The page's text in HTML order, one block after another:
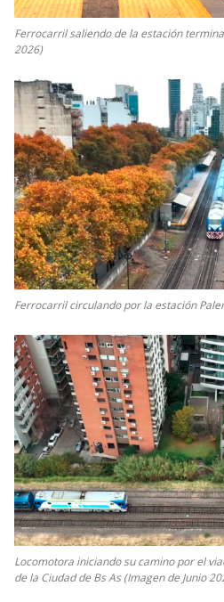
Ferrocarril saliendo de la estación
2026)
Ferrocarril circulando por la estación
Locomotora iniciando su camino por el
de la Ciudad de Bs As (Imagen de Junio